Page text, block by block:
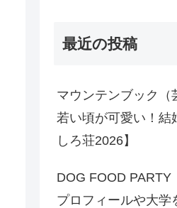
最近の投稿
マウンテンブック（
若い頃が可愛い！結
しろ荘2026】
DOG FOOD PARTY
プロフィールや大学